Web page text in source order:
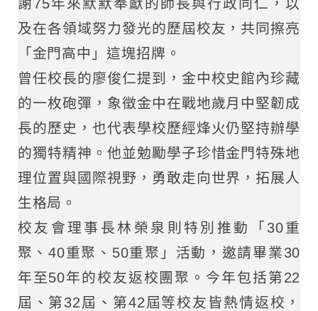
謝75年來默默奉獻的師長與行政同仁，以
及在各領域努力發光的歷屆校友，共同擦亮
「金門高中」這塊招牌。
曾任校長的廖俊仁提到，金中校史館內珍藏
的一枚砲彈，象徵金中在戰地歲月中堅韌成
長的歷史，也代表學校歷經烽火仍堅持辦學
的獨特精神。他並勉勵學子珍惜金門特殊地
理位置與國際視野，勇敢走向世界，拓展人
生格局。
校友會理事長林榮泉則特別推動「30重
聚、40重聚、50重聚」活動，邀請畢業30
年至50年的校友返校團聚。今年包括第22
屆、第32屆、第42屆等校友皆熱情返校，